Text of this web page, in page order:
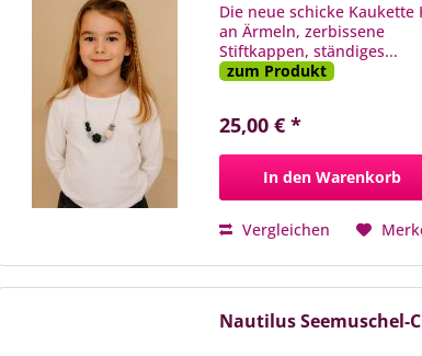
Die neue schicke Kaukette
an Ärmeln, zerbissene
Stiftkappen, ständiges...
zum Produkt
25,00 € *
In den Warenkorb
Vergleichen
Nautilus Seemuschel-